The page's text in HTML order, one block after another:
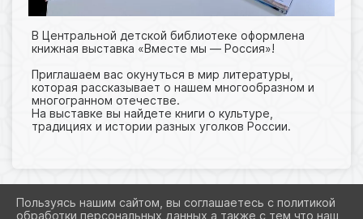
В Центральной детской библиотеке оформлена
книжная выставка «Вместе мы — Россия»!
Приглашаем вас окунуться в мир литературы,
которая рассказывает о нашем многообразном и
многогранном отечестве.
На выставке вы найдете книги о культуре,
традициях и истории разных уголков России.
2026 Г. GUSEV-LIB.RU
Пользуясь нашим сайтом, вы соглашаетесь с политикой
обработки персональных данных а также с тем что наш